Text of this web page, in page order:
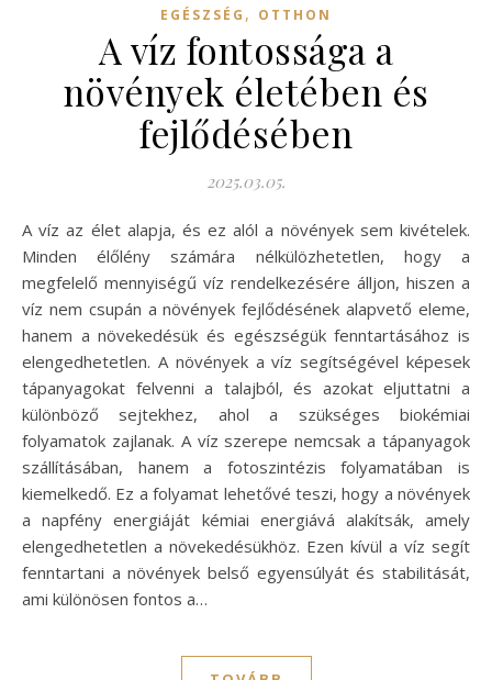
EGÉSZSÉG , OTTHON
A víz fontossága a
növények életében és
fejlődésében
2025.03.05.
A víz az élet alapja, és ez alól a növények sem kivételek.
Minden élőlény számára nélkülözhetetlen, hogy a
megfelelő mennyiségű víz rendelkezésére álljon, hiszen a
víz nem csupán a növények fejlődésének alapvető eleme,
hanem a növekedésük és egészségük fenntartásához is
elengedhetetlen. A növények a víz segítségével képesek
tápanyagokat felvenni a talajból, és azokat eljuttatni a
különböző sejtekhez, ahol a szükséges biokémiai
folyamatok zajlanak. A víz szerepe nemcsak a tápanyagok
szállításában, hanem a fotoszintézis folyamatában is
kiemelkedő. Ez a folyamat lehetővé teszi, hogy a növények
a napfény energiáját kémiai energiává alakítsák, amely
elengedhetetlen a növekedésükhöz. Ezen kívül a víz segít
fenntartani a növények belső egyensúlyát és stabilitását,
ami különösen fontos a…